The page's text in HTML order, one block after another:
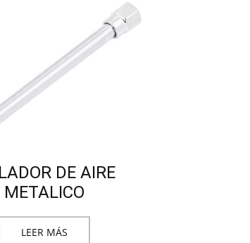
DE AIRE
METALICO
LEER MÁS